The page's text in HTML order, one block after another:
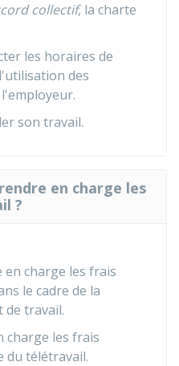
collectif, la charte
les horaires de
des
son travail.
en charge les
?
charge les frais
le cadre de la
de travail.
charge les frais
du télétravail.